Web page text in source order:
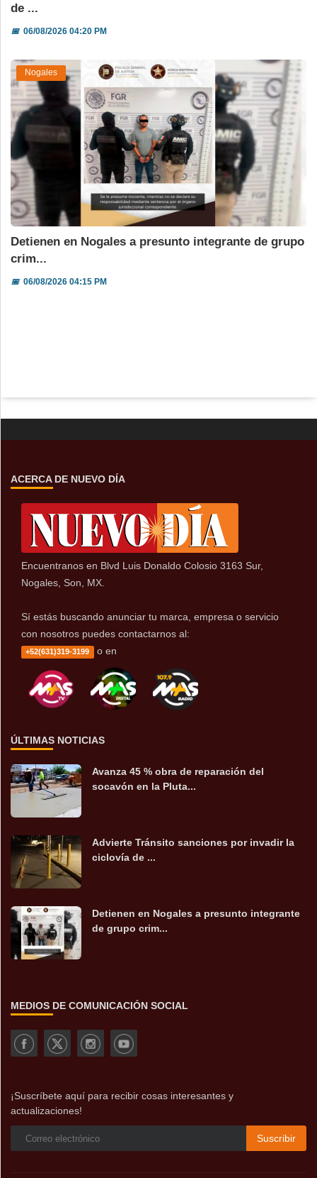
de ...
📅06/08/2026 04:20 PM
Nogales
Detienen en Nogales a presunto integrante de grupo
crim...
📅06/08/2026 04:15 PM
ACERCA DE NUEVO DÍA
Encuentranos en Blvd Luis Donaldo Colosio 3163 Sur,
Nogales, Son, MX.
Sí estás buscando anunciar tu marca, empresa o servicio
con nosotros puedes contactarnos al:
+52(631)319-3199 o en
ÚLTIMAS NOTICIAS
Avanza 45 % obra de reparación del
socavón en la Pluta...
Advierte Tránsito sanciones por invadir la
ciclovía de ...
Detienen en Nogales a presunto integrante
de grupo crim...
MEDIOS DE COMUNICACIÓN SOCIAL
¡Suscríbete aquí para recibir cosas interesantes y
actualizaciones!
Suscribir